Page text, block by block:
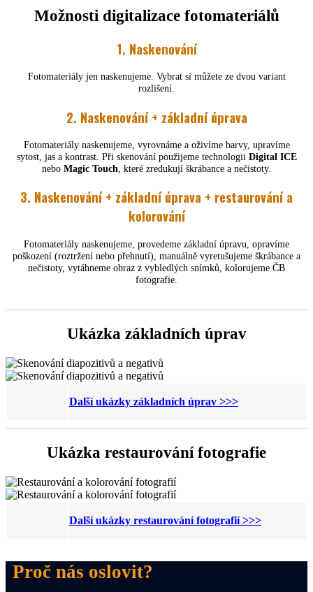
Možnosti digitalizace fotomateriálů
1. Naskenování
Fotomateriály jen naskenujeme. Vybrat si můžete ze dvou variant
rozlišení.
2. Naskenování + základní úprava
Fotomateriály naskenujeme, vyrovnáme a oživíme barvy, upravíme
sytost, jas a kontrast. Při skenování použijeme technologii Digital ICE
nebo Magic Touch , které zredukují škrábance a nečistoty.
3. Naskenování + základní úprava + restaurování a
kolorování
Fotomateriály naskenujeme, provedeme základní úpravu, opravíme
poškození (roztržení nebo přehnutí), manuálně vyretušujeme škrábance a
nečistoty, vytáhneme obraz z vybledlých snímků, kolorujeme ČB
fotografie.
Ukázka základních úprav
Další ukázky základních úprav >>>
Ukázka restaurování fotografie
Další ukázky restaurování fotografií >>>
Proč nás oslovit?